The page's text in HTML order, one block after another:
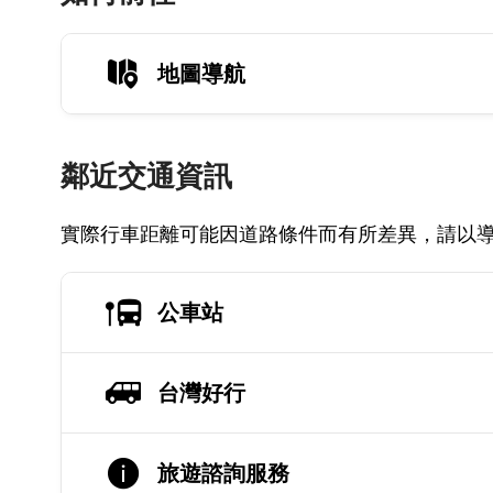
地圖導航
鄰近交通資訊
實際行車距離可能因道路條件而有所差異，請以
公車站
台灣好行
旅遊諮詢服務